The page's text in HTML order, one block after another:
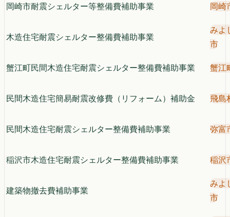
岡崎市耐震シェルター等整備費補助事業 岡崎
木造住宅耐震シェルター整備費補助事業
みよ
市
蟹江町民間木造住宅耐震シェルター整備費補助事業 蟹江
民間木造住宅簡易耐震改修費（リフォーム）補助金 飛島
民間木造住宅耐震シェルター整備費補助事業 弥富
稲沢市木造住宅耐震シェルター整備費補助事業 稲沢
建築物撤去費補助事業
みよ
市